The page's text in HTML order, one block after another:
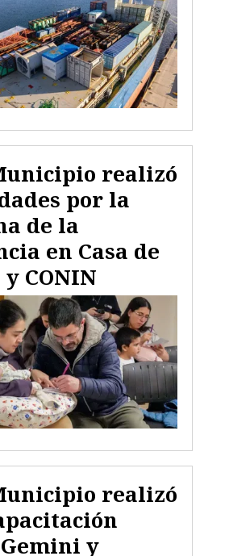
realizó
por la
de la
en Casa de
CONIN
realizó
y